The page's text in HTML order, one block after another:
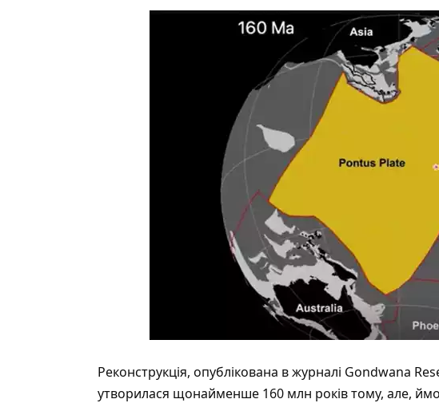
Реконструкція, опублікована в журналі Gondwana
утворилася щонайменше 160 млн років тому, але,